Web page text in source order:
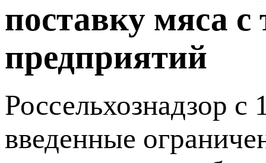
поставку мяса с
предприятий
Россельхознадзор с
введенные